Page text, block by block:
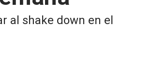
al shake down en el